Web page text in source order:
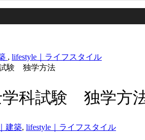
, lifestyle｜ライフスタイル
験 独学方法
学科試験 独学方
建築, lifestyle｜ライフスタイル